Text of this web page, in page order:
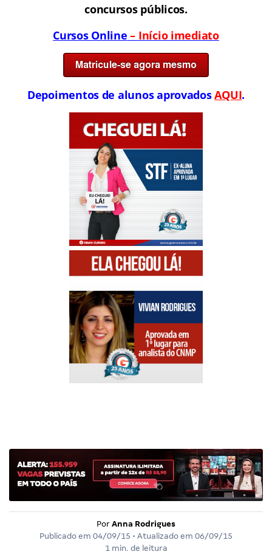
concursos públicos.
Cursos Online – Início imediato
Depoimentos de alunos aprovadosAQUI.
Por Anna Rodrigues
Publicado em 04/09/15 • Atualizado em 06/09/15
1 min. de leitura